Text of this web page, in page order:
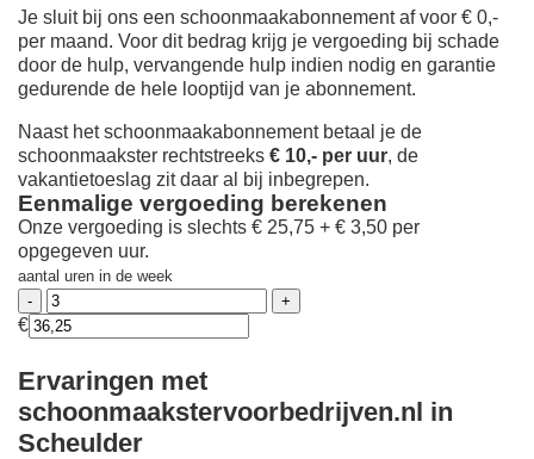
Je sluit bij ons een schoonmaakabonnement af voor € 0,-
per maand. Voor dit bedrag krijg je vergoeding bij schade
door de hulp, vervangende hulp indien nodig en garantie
gedurende de hele looptijd van je abonnement.
Naast het schoonmaakabonnement betaal je de
schoonmaakster rechtstreeks € 10,- per uur, de
vakantietoeslag zit daar al bij inbegrepen.
Eenmalige vergoeding berekenen
Onze vergoeding is slechts € 25,75 + € 3,50 per
opgegeven uur.
aantal uren in de week
€
Ervaringen met
schoonmaakstervoorbedrijven.nl in
Scheulder